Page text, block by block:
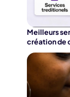
Meilleurs
création de